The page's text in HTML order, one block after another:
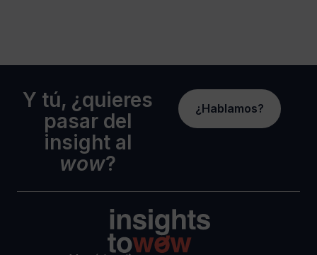
Y tú, ¿quieres
pasar del
insight al
wow?
¿Hablamos?